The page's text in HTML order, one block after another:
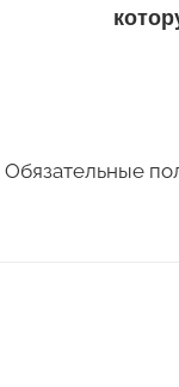
Обязательные